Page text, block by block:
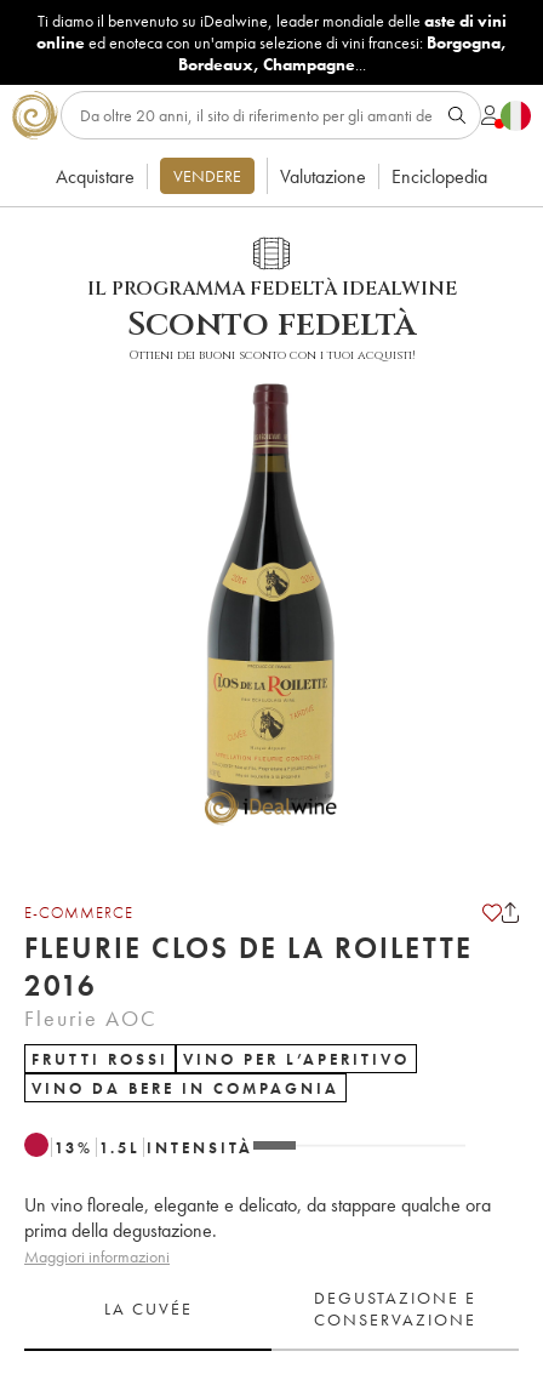
Ti diamo il benvenuto su iDealwine, leader mondiale delle aste di vini
onlineed enoteca con un'ampia selezione di vini francesi: Borgogna,
Bordeaux, Champagne...
Acquistare VENDERE Valutazione Enciclopedia
IL PROGRAMMA FEDELTÀ IDEALWINE
Sconto fedeltà
Ottieni dei buoni sconto con i tuoi acquisti!
E-COMMERCE
FLEURIE CLOS DE LA ROILETTE
2016
Fleurie AOC
FRUTTI ROSSI
VINO PER L’APERITIVO
VINO DA BERE IN COMPAGNIA
13% 1.5 L INTENSITÀ
Un vino floreale, elegante e delicato, da stappare qualche ora
prima della degustazione.
Maggiori informazioni
LA CUVÉE
DEGUSTAZIONE E
CONSERVAZIONE